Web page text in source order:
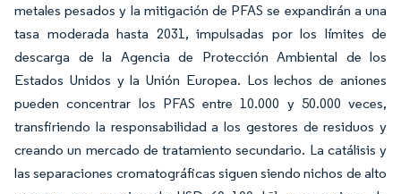
metales pesados y la mitigación de PFAS se expandirán a una
tasa moderada hasta 2031, impulsadas por los límites de
descarga de la Agencia de Protección Ambiental de los
Estados Unidos y la Unión Europea. Los lechos de aniones
pueden concentrar los PFAS entre 10.000 y 50.000 veces,
transfiriendo la responsabilidad a los gestores de residuos y
creando un mercado de tratamiento secundario. La catálisis y
las separaciones cromatográficas siguen siendo nichos de alto